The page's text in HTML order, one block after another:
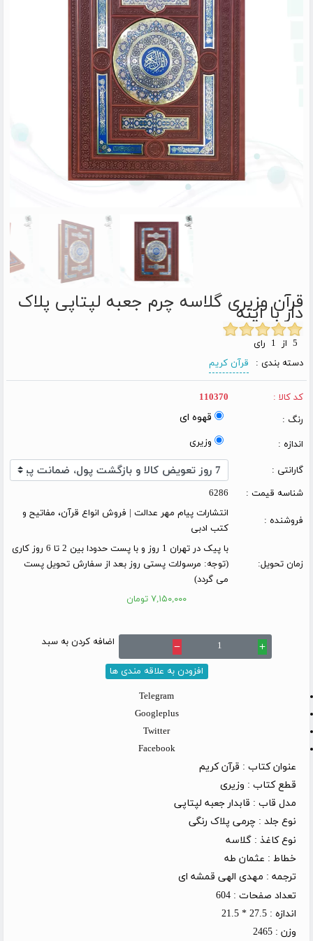
قرآن وزیری گلاسه چرم جعبه لپتاپی پلاک
دار با آینه
دسته بندی :
قرآن کریم
کد کالا :
110370
رنگ :
قهوه ای
اندازه : وزیری
گارانتی :
شناسه قیمت :
6286
فروشنده :
انتشارات پیام مهر عدالت | فروش انواع قرآن، مفاتیح و
کتب ادبی
زمان تحویل:
با پیک در تهران 1 روز و با پست حدودا بین 2 تا 6 روز کاری
(توجه: مرسولات پستی روز بعد از سفارش تحویل پست
می گردد)
۷,۱۵۰,۰۰۰ تومان
add
remove اضافه کردن به سبد
افزودن به علاقه مندی ها
Telegram
Googleplus
Twitter
Facebook
عنوان کتاب : قرآن کریم
قطع کتاب : وزیری
مدل قاب : قابدار جعبه لپتاپی
نوع جلد : چرمی پلاک رنگی
نوع کاغذ : گلاسه
خطاط : عثمان طه
ترجمه : مهدی الهی قمشه ای
تعداد صفحات : 604
اندازه : 27.5 * 21.5
وزن : 2465